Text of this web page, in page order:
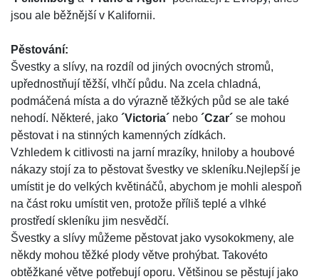
jsou ale běžnější v Kalifornii.
Pěstování:
Švestky a slívy, na rozdíl od jiných ovocných stromů,
upřednostňují těžší, vlhčí půdu. Na zcela chladná,
podmáčená místa a do výrazně těžkých půd se ale také
nehodí. Některé, jako ´Victoria´ nebo ´Czar´ se mohou
pěstovat i na stinných kamenných zídkách.
Vzhledem k citlivosti na jarní mrazíky, hniloby a houbové
nákazy stojí za to pěstovat švestky ve skleníku.Nejlepší je
umístit je do velkých květináčů, abychom je mohli alespoň
na část roku umístit ven, protože příliš teplé a vlhké
prostředí skleníku jim nesvědčí.
Švestky a slívy můžeme pěstovat jako vysokokmeny, ale
někdy mohou těžké plody větve prohýbat. Takovéto
obtěžkané větve potřebují oporu. Většinou se pěstují jako